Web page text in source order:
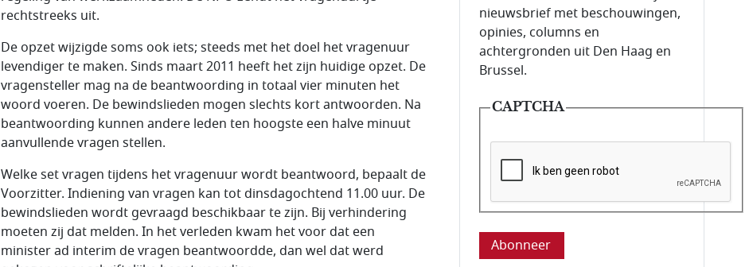
rechtstreeks uit.
De opzet wijzigde soms ook iets; steeds met het doel het vragenuur
levendiger te maken. Sinds maart 2011 heeft het zijn huidige opzet. De
vragensteller mag na de beantwoording in totaal vier minuten het
woord voeren. De bewindslieden mogen slechts kort antwoorden. Na
beantwoording kunnen andere leden ten hoogste een halve minuut
aanvullende vragen stellen.
Welke set vragen tijdens het vragenuur wordt beantwoord, bepaalt de
Voorzitter. Indiening van vragen kan tot dinsdagochtend 11.00 uur. De
bewindslieden wordt gevraagd beschikbaar te zijn. Bij verhindering
moeten zij dat melden. In het verleden kwam het voor dat een
minister ad interim de vragen beantwoordde, dan wel dat werd
nieuwsbrief met beschouwingen,
opinies, columns en
achtergronden uit Den Haag en
Brussel.
CAPTCHA
Deze vraag is om te controleren dat u